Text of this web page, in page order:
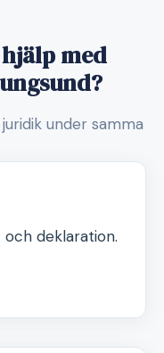
med
under samma
deklaration.